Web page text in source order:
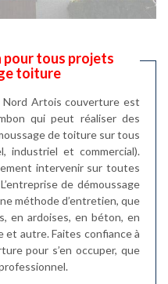
pour tous projets
toiture
Nord Artois couverture est
qui peut réaliser des
de toiture sur tous
industriel et commercial).
intervenir sur toutes
de démoussage
méthode d’entretien, que
en ardoises, en béton, en
et autre. Faites confiance à
pour s’en occuper, que